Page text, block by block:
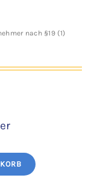
nach §19 (1)